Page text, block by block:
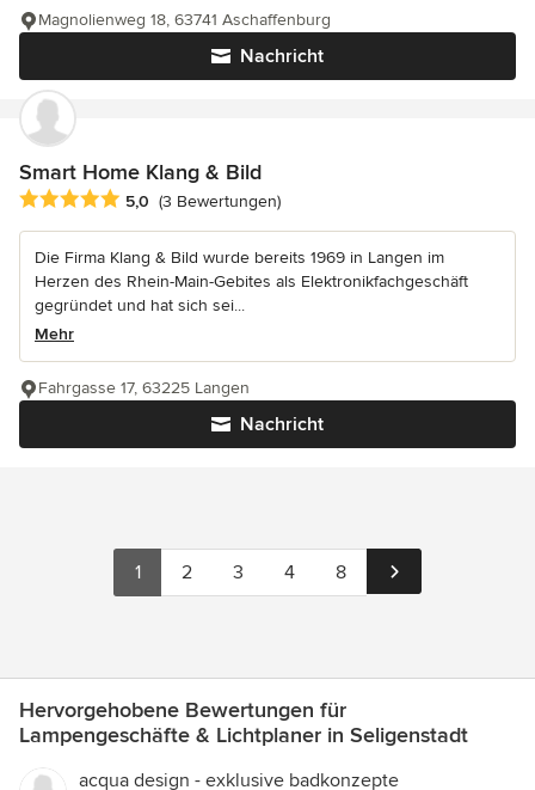
Nachricht
Magnolienweg 18, 63741 Aschaffenburg
Smart Home Klang & Bild
Durchschnittliche Bewertung: 5 von 5 Sternen
5,0 (3 Bewertungen)
Die Firma Klang & Bild wurde bereits 1969 in Langen im
Herzen des Rhein-Main-Gebites als Elektronikfachgeschäft
gegründet und hat sich sei...
Mehr
Nachricht
Fahrgasse 17, 63225 Langen
1 2 3 4 8
Hervorgehobene Bewertungen für
Lampengeschäfte & Lichtplaner in Seligenstadt
acqua design - exklusive badkonzepte